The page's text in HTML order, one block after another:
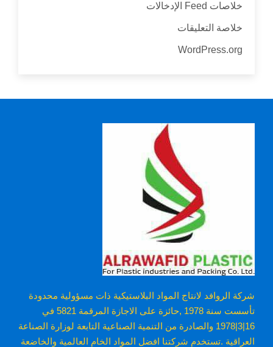
خلاصات Feed الإدخالات
خلاصة التعليقات
WordPress.org
شركة الروافد لانتاج المواد البلاستيكية ذات مسؤولية محدودة
تأسست سنة 1978 ,حائزة على الاجازة المرقمة 5821 في
16|3|1978 والصادرة من التنمية الصناعية التابعة لوزارة الصناعة
العراقية .تستخدم شركتنا افضل المواد الخام العالمية والخاضعة